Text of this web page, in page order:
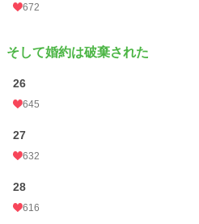
672
そして婚約は破棄された
26
645
27
632
28
616